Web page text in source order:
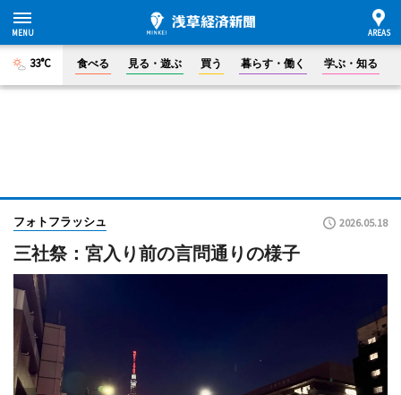
33°C 食べる 見る・遊ぶ 買う 暮らす・働く 学ぶ・知る
フォトフラッシュ 2026.05.18
三社祭：宮入り前の言問通りの様子